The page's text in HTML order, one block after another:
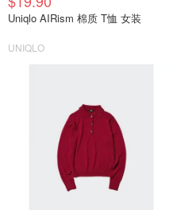
Uniqlo AIRism 棉质 T恤 女装
UNIQLO